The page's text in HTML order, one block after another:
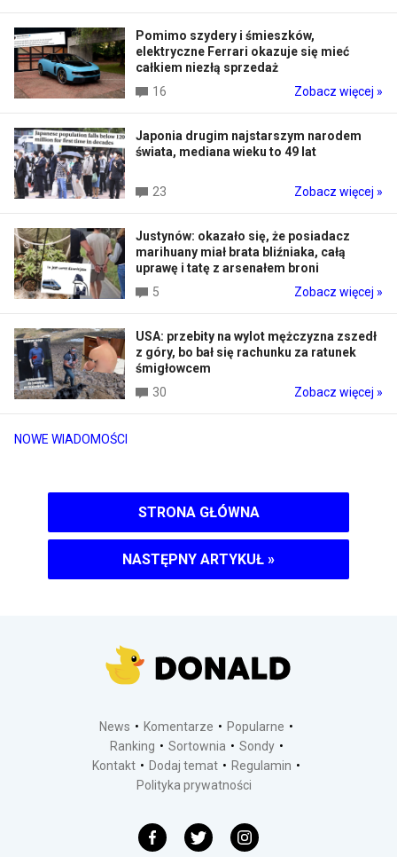
NOWE WIADOMOŚCI
Pomimo szydery i śmieszków,
elektryczne Ferrari okazuje się mieć
całkiem niezłą sprzedaż
16
Zobacz więcej »
Japonia drugim najstarszym narodem
świata, mediana wieku to 49 lat
23 Zobacz więcej »
Justynów: okazało się, że posiadacz
marihuany miał brata bliźniaka, całą
uprawę i tatę z arsenałem broni
5
Zobacz więcej »
USA: przebity na wylot mężczyzna zszedł
z góry, bo bał się rachunku za ratunek
śmigłowcem
30
Zobacz więcej »
STRONA GŁÓWNA
NASTĘPNY ARTYKUŁ »
News Komentarze
Popularne
Ranking
Sortownia
Sondy
Kontakt
Dodaj temat
Regulamin
Polityka prywatności